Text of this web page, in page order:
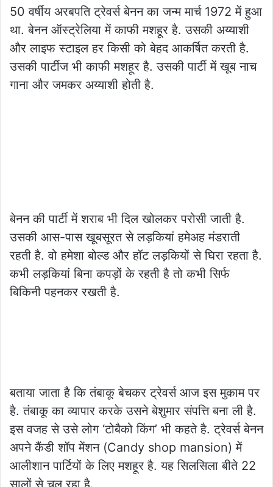
50 वर्षीय अरबपति ट्रेवर्स बेनन का जन्म मार्च 1972 में हुआ
था. बेनन ऑस्ट्रेलिया में काफी मशहूर है. उसकी अय्याशी
और लाइफ स्टाइल हर किसी को बेहद आकर्षित करती है.
उसकी पार्टीज भी काफी मशहूर है. उसकी पार्टी में खूब नाच
गाना और जमकर अय्याशी होती है.
बेनन की पार्टी में शराब भी दिल खोलकर परोसी जाती है.
उसकी आस-पास खूबसूरत से लड़कियां हमेअह मंडराती
रहती है. वो हमेशा बोल्ड और हॉट लड़कियों से घिरा रहता है.
कभी लड़कियां बिना कपड़ों के रहती है तो कभी सिर्फ
बिकिनी पहनकर रखती है.
बताया जाता है कि तंबाकू बेचकर ट्रेवर्स आज इस मुकाम पर
है. तंबाकू का व्यापार करके उसने बेशुमार संपत्ति बना ली है.
इस वजह से उसे लोग ‘टोबैको किंग’ भी कहते है. ट्रेवर्स बेनन
अपने कैंडी शॉप मेंशन (Candy shop mansion) में
आलीशान पार्टियों के लिए मशहूर है. यह सिलसिला बीते 22
सालों से चल रहा है.